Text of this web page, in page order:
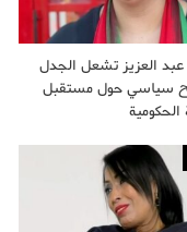
العزيز تشعل الجدل
سياسي حول مستقبل
الحكومية